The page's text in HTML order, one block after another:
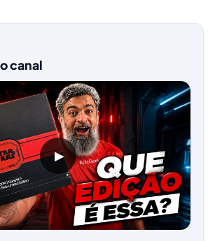
canal
▶